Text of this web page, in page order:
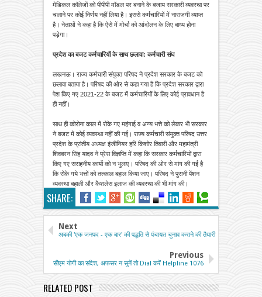
मेडिकल कॉलेजों को पीपीपी मॉडल पर बनाने के बजाय सरकारी व्यवस्था पर
चलाने पर कोई निर्णय नहीं लिया है। इससे कर्मचारियों में नाराजगी व्याप्त
है। नेताओं ने कहा है कि ऐसे में मोर्चा को आंदोलन के लिए बाध्य होना
पड़ेगा।
प्रदेश का बजट कर्मचारियों के साथ छलावा: कर्मचारी संघ
लखनऊ। राज्य कर्मचारी संयुक्त परिषद ने प्रदेश सरकार के बजट को
छलावा बताया है। परिषद की ओर से कहा गया है कि प्रदेश सरकार द्वारा
पेश किए गए 2021-22 के बजट में कर्मचारियों के लिए कोई प्रावधान है
ही नहीं।
साथ ही कोरोना काल में रोके गए महंगाई व अन्य भत्ते को लेकर भी सरकार
ने बजट में कोई व्यवस्था नहीं की गई। राज्य कर्मचारी संयुक्त परिषद उत्तर
प्रदेश के प्रांतीय अध्यक्ष इंजीनियर हरि किशोर तिवारी और महामंत्री
शिवबरन सिंह यादव ने प्रेस विज्ञप्ति में कहा कि सरकार कर्मचारियों द्वारा
किए गए सराहनीय कार्यो को न भुलाए। परिषद की ओर से मांग की गई है
कि रोके गये भत्तों को तत्काल बहाल किया जाए। परिषद ने पुरानी पेंशन
व्यवस्था बहाली और कैशलेस इलाज की व्यवस्था की भी मांग की।
SHARE:
Next
अबकी 'एक जनपद - एक बार' की पद्धति से पंचायत चुनाव कराने की तैयारी
Previous
सीएम योगी का संदेश, अफसर न सुनें तो Dial करें Helpline 1076
RELATED POST